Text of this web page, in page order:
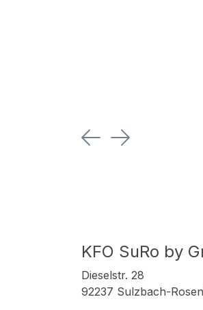
Previous
Next
KFO SuRo by
Dieselstr. 28
92237 Sulzbach-